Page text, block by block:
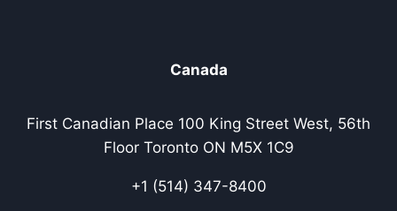
Canada
First Canadian Place 100 King Street West, 56th
Floor Toronto ON M5X 1C9
+1 (514) 347-8400